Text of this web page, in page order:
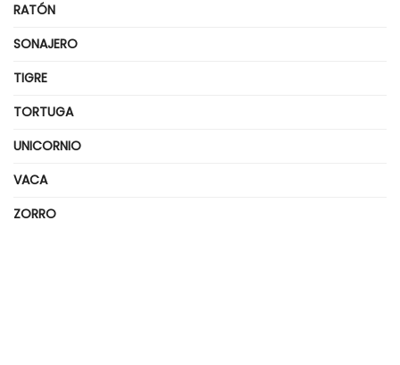
RATÓN
SONAJERO
TIGRE
TORTUGA
UNICORNIO
VACA
ZORRO